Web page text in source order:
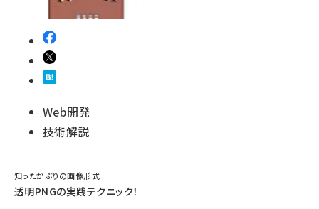
Web開発
技術解説
知ったかぶりの画像形式
透明PNGの実践テクニック！